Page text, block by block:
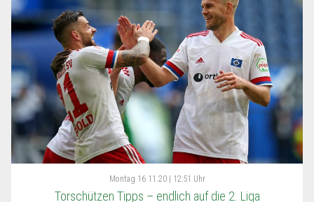
Montag 16.11.20 | 12:51 Uhr
Torschützen Tipps – endlich auf die 2. Liga